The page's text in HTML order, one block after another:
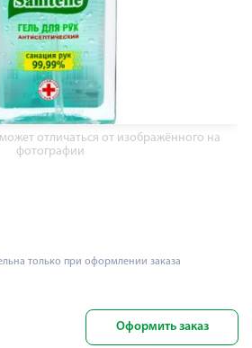
отличаться от изображённого на
фотографии
только при оформлении заказа
Оформить заказ